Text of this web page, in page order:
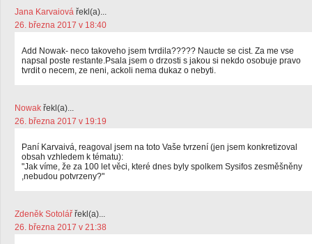
Jana Karvaiová řekl(a)...
26. března 2017 v 18:40
Add Nowak- neco takoveho jsem tvrdila????? Naucte se cist. Za me vse
napsal poste restante.Psala jsem o drzosti s jakou si nekdo osobuje pravo
tvrdit o necem, ze neni, ackoli nema dukaz o nebyti.
Nowak řekl(a)...
26. března 2017 v 19:19
Paní Karvaivá, reagoval jsem na toto Vaše tvrzení (jen jsem konkretizoval
obsah vzhledem k tématu):
"Jak víme, že za 100 let věci, které dnes byly spolkem Sysifos zesměšněny
,nebudou potvrzeny?"
Zdeněk Sotolář řekl(a)...
26. března 2017 v 21:38